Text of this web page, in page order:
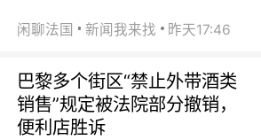
闲聊法国 新闻我来找 昨天17:46
巴黎多个街区“禁止外带酒类
销售”规定被法院部分撤销，
便利店胜诉